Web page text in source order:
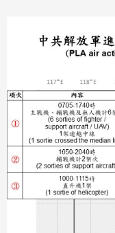
eBo
ok
至